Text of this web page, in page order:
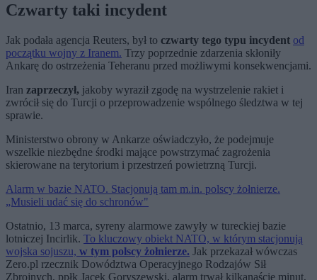
Czwarty taki incydent
Jak podała agencja Reuters, był to czwarty tego typu incydent od
początku wojny z Iranem. Trzy poprzednie zdarzenia skłoniły
Ankarę do ostrzeżenia Teheranu przed możliwymi konsekwencjami.
Iran zaprzeczył, jakoby wyraził zgodę na wystrzelenie rakiet i
zwrócił się do Turcji o przeprowadzenie wspólnego śledztwa w tej
sprawie.
Ministerstwo obrony w Ankarze oświadczyło, że podejmuje
wszelkie niezbędne środki mające powstrzymać zagrożenia
skierowane na terytorium i przestrzeń powietrzną Turcji.
Alarm w bazie NATO. Stacjonują tam m.in. polscy żołnierze.
„Musieli udać się do schronów"
Ostatnio, 13 marca, syreny alarmowe zawyły w tureckiej bazie
lotniczej Incirlik. To kluczowy obiekt NATO, w którym stacjonują
wojska sojuszu, w tym polscy żołnierze. Jak przekazał wówczas
Zero.pl rzecznik Dowództwa Operacyjnego Rodzajów Sił
Zbrojnych, ppłk Jacek Goryszewski, alarm trwał kilkanaście minut,